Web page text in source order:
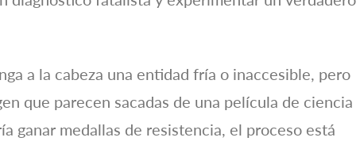
a la cabeza una entidad fría o inaccesible, pero
que parecen sacadas de una película de ciencia
ganar medallas de resistencia, el proceso está